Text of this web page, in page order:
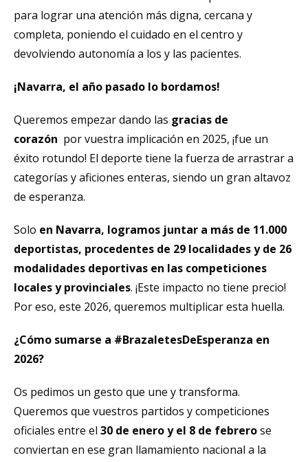
para lograr una atención más digna, cercana y
completa, poniendo el cuidado en el centro y
devolviendo autonomía a los y las pacientes.
¡Navarra, el año pasado lo bordamos!
Queremos empezar dando las gracias de
corazón por vuestra implicación en 2025, ¡fue un
éxito rotundo! El deporte tiene la fuerza de arrastrar a
categorías y aficiones enteras, siendo un gran altavoz
de esperanza.
Solo en Navarra, logramos juntar a más de 11.000
deportistas, procedentes de 29 localidades y de 26
modalidades deportivas en las competiciones
locales y provinciales. ¡Este impacto no tiene precio!
Por eso, este 2026, queremos multiplicar esta huella.
¿Cómo sumarse a #BrazaletesDeEsperanza en
2026?
Os pedimos un gesto que une y transforma.
Queremos que vuestros partidos y competiciones
oficiales entre el 30 de enero y el 8 de febrerose
conviertan en ese gran llamamiento nacional a la